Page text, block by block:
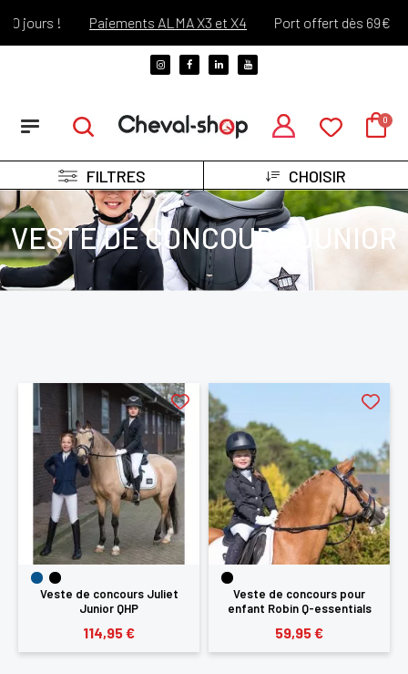
! Paiements ALMA X3 et X4 Port offert dès 69€
FILTRES CHOISIR
VESTE DE CONCOURS JUNIOR
Veste de concours Juliet
Junior QHP
114,95 €
Veste de concours pour
enfant Robin Q-essentials
59,95 €